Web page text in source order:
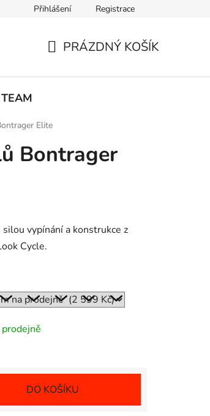
Přihlášení Registrace
PRÁZDNÝ KOŠÍK
Elite
Bontrager
vypínání a konstrukce z
Cycle.
DO KOŠÍKU